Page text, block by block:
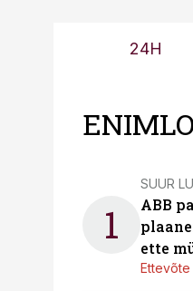
24H
1
SUUR
ABB
ette
Ettevõte